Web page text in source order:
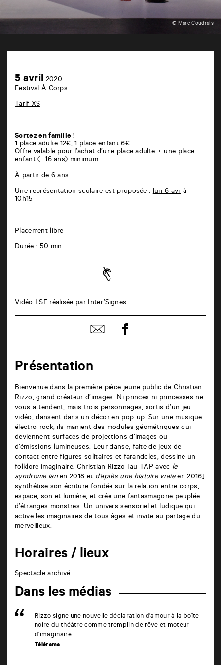
© Marc Coudrais
Marne
Présentation
Bienvenue dans la première pièce jeune public de Christian
Rizzo, grand créateur d’images. Ni princes ni princesses ne
vous attendent, mais trois personnages, sortis d’un jeu
vidéo, dansent dans un décor en pop-up. Sur une musique
électro-rock, ils manient des modules géométriques qui
deviennent surfaces de projections d’images ou
d’émissions lumineuses. Leur danse, faite de jeux de
contact entre figures solitaires et farandoles, dessine un
folklore imaginaire. Christian Rizzo [au TAP avec le
syndrome ianen 2018 et d’après une histoire vraieen 2016]
synthétise son écriture fondée sur la relation entre corps,
espace, son et lumière, et crée une fantasmagorie peuplée
d’étranges monstres. Un univers sensoriel et ludique qui
active les imaginaires de tous âges et invite au partage du
merveilleux.
Horaires / lieux
Spectacle archivé.
Dans les médias
Rizzo signe une nouvelle déclaration d'amour à la boîte
noire du théâtre comme tremplin de rêve et moteur
d'imaginaire.
Télérama
Achetez
en
ligne
5 avril 20205
avril
Festival À Corps
Tarif XS
Sortez en famille !
1 place adulte 12€, 1 place enfant 6€
Offre valable pour l’achat d’une place adulte + une place
enfant (- 16 ans) minimum
À partir de 6 ans
Une représentation scolaire est proposée :lun 6 avr à
10h15
Placement libre
Durée : 50 min
Vidéo LSF réalisée par Inter’Signes
Partager
par
Partager
sur